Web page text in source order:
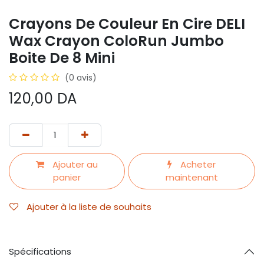
Crayons De Couleur En Cire DELI
Wax Crayon ColoRun Jumbo
Boite De 8 Mini
(0 avis)
120,00 DA
Ajouter au
panier
Acheter
maintenant
Ajouter à la liste de souhaits
Spécifications